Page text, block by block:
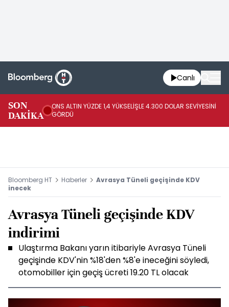
Canlı
SON
DAKİKA
ONS ALTIN YÜZDE 1,4 YÜKSELİŞLE 4.300 DOLAR SEVİYESİNİ
GÖRDÜ
Bloomberg HT Haberler
Avrasya Tüneli geçişinde KDV
inecek
Avrasya Tüneli geçişinde KDV
indirimi
Ulaştırma Bakanı yarın itibariyle Avrasya Tüneli
geçişinde KDV'nin %18'den %8'e ineceğini söyledi,
otomobiller için geçiş ücreti 19.20 TL olacak